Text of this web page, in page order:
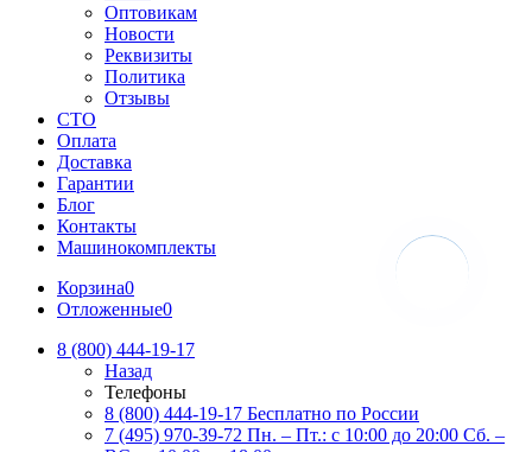
Оптовикам
Новости
Реквизиты
Политика
Отзывы
СТО
Оплата
Доставка
Гарантии
Блог
Контакты
Машинокомплекты
Корзина0
Отложенные0
8 (800) 444-19-17
Назад
Телефоны
8 (800) 444-19-17 Бесплатно по России
7 (495) 970-39-72 Пн. – Пт.: с 10:00 до 20:00 Сб. –